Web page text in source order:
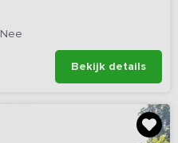
Nee
Bekijk details